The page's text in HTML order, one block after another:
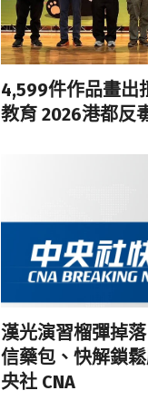
4,599件作品畫出
教育 2026港都反
漢光演習榴彈掉
信藥包、快解鎖
央社 CNA